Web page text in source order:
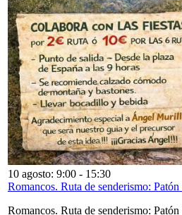
10 agosto: 9:00 - 15:30
Romancos. Ruta de senderismo:
Romancos. Ruta de senderismo: